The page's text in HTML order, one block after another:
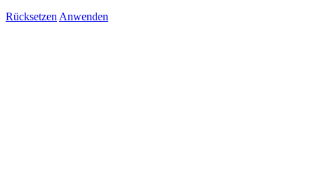
Rücksetzen Anwenden